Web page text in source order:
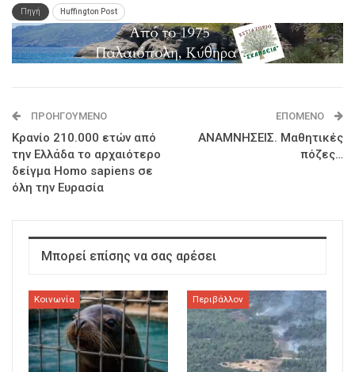
Πηγή Huffington Post
ΠΡΟΗΓΟΎΜΕΝΟ
Κρανίο 210.000 ετών από
την Ελλάδα το αρχαιότερο
δείγμα Homo sapiens σε
όλη την Ευρασία
ΕΠΌΜΕΝΟ
ΑΝΑΜΝΗΣΕΙΣ. Μαθητικές
πόζες…
Μπορεί επίσης να σας αρέσει
Κοινωνία Περιβάλλον